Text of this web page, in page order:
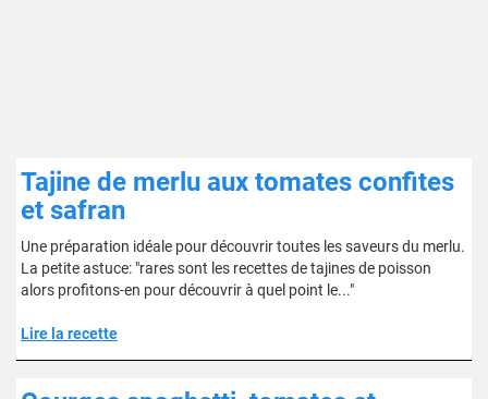
Tajine de merlu aux tomates confites
et safran
Une préparation idéale pour découvrir toutes les saveurs du merlu.
La petite astuce: "rares sont les recettes de tajines de poisson
alors profitons-en pour découvrir à quel point le..."
Lire la recette